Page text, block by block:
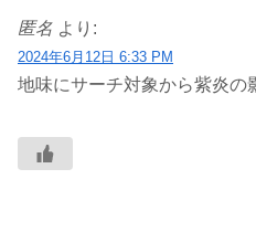
匿名 より:
2024年6月12日 6:33 PM
地味にサーチ対象から紫炎の